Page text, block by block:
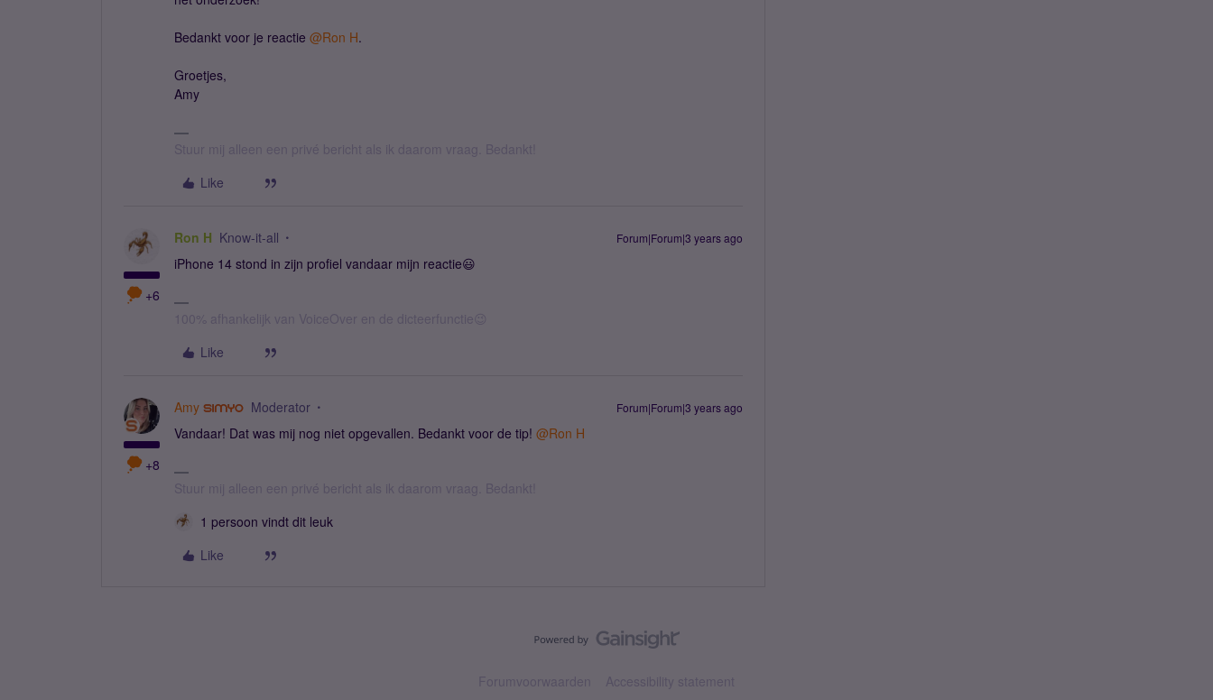
Bedankt voor je reactie @Ron H.
Groetjes,
Amy
Stuur mij alleen een privé bericht als ik daarom vraag. Bedankt!
Like
+6
Ron H Know-it-all Forum|Forum|3 years ago
iPhone 14 stond in zijn profiel vandaar mijn reactie😃
100% afhankelijk van VoiceOver en de dicteerfunctie😉
Like
+8
Amy Moderator Forum|Forum|3 years ago
Vandaar! Dat was mij nog niet opgevallen. Bedankt voor de tip! @Ron H
Stuur mij alleen een privé bericht als ik daarom vraag. Bedankt!
1 persoon vindt dit leuk
Like
Forumvoorwaarden Accessibility statement